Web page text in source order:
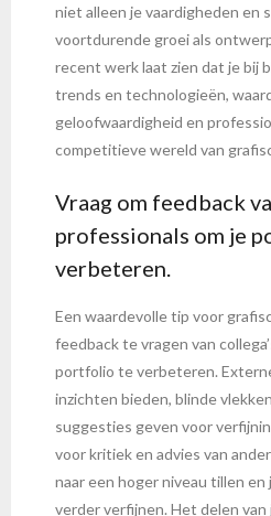
niet alleen je vaardigheden en
voortdurende groei als
recent werk laat zien dat je bij
trends en technologieën,
geloofwaardigheid en
competitieve wereld van
Vraag om feedback
professionals om je
verbeteren.
Een waardevolle tip voor
feedback te vragen van
portfolio te verbeteren.
inzichten bieden, blinde
suggesties geven voor
voor kritiek en advies van
naar een hoger niveau tillen
verder verfijnen. Het delen